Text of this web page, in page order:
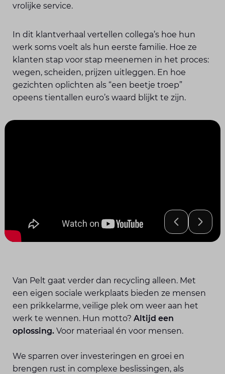
vrolijke service.
In dit klantverhaal vertellen collega’s hoe hun
werk soms voelt als hun eerste familie. Hoe ze
klanten stap voor stap meenemen in het proces:
wegen, scheiden, prijzen uitleggen. En hoe
gezichten oplichten als “een beetje troep”
opeens tientallen euro’s waard blijkt te zijn.
Van Pelt gaat verder dan recycling alleen. Met
een eigen sociale werkplaats bieden ze mensen
een prikkelarme, veilige plek om weer aan het
werk te wennen. Hun motto?Altijd een
oplossing. Voor materiaal én voor mensen.
We sparren over investeringen en groei en
brengen rust in complexe beslissingen, als